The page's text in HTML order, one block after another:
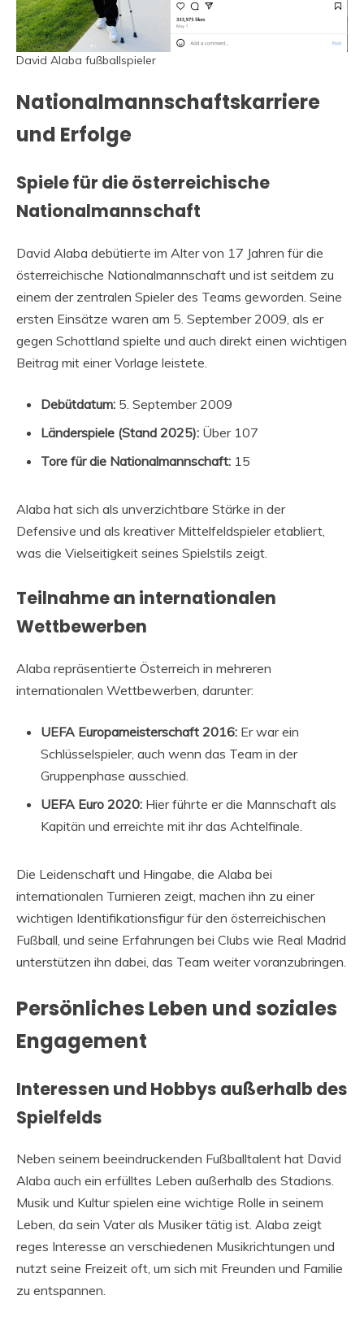
David Alaba fußballspieler
Nationalmannschaftskarriere
und Erfolge
Spiele für die österreichische
Nationalmannschaft
David Alaba debütierte im Alter von 17 Jahren für die
österreichische Nationalmannschaft und ist seitdem zu
einem der zentralen Spieler des Teams geworden. Seine
ersten Einsätze waren am 5. September 2009, als er
gegen Schottland spielte und auch direkt einen wichtigen
Beitrag mit einer Vorlage leistete.
Debütdatum: 5. September 2009
Länderspiele (Stand 2025): Über 107
Tore für die Nationalmannschaft: 15
Alaba hat sich als unverzichtbare Stärke in der
Defensive und als kreativer Mittelfeldspieler etabliert,
was die Vielseitigkeit seines Spielstils zeigt.
Teilnahme an internationalen
Wettbewerben
Alaba repräsentierte Österreich in mehreren
internationalen Wettbewerben, darunter:
UEFA Europameisterschaft 2016: Er war ein
Schlüsselspieler, auch wenn das Team in der
Gruppenphase ausschied.
UEFA Euro 2020: Hier führte er die Mannschaft als
Kapitän und erreichte mit ihr das Achtelfinale.
Die Leidenschaft und Hingabe, die Alaba bei
internationalen Turnieren zeigt, machen ihn zu einer
wichtigen Identifikationsfigur für den österreichischen
Fußball, und seine Erfahrungen bei Clubs wie Real Madrid
unterstützen ihn dabei, das Team weiter voranzubringen.
Persönliches Leben und soziales
Engagement
Interessen und Hobbys außerhalb des
Spielfelds
Neben seinem beeindruckenden Fußballtalent hat David
Alaba auch ein erfülltes Leben außerhalb des Stadions.
Musik und Kultur spielen eine wichtige Rolle in seinem
Leben, da sein Vater als Musiker tätig ist. Alaba zeigt
reges Interesse an verschiedenen Musikrichtungen und
nutzt seine Freizeit oft, um sich mit Freunden und Familie
zu entspannen.